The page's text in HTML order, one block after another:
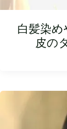
白髪染
皮の